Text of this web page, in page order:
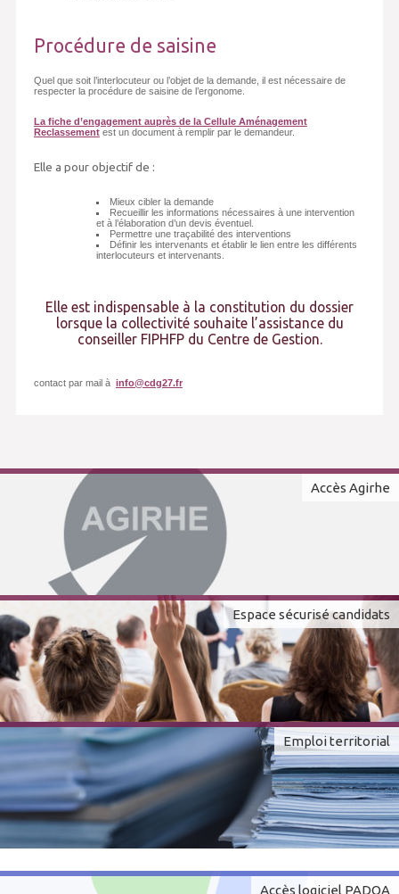
Procédure de saisine
Quel que soit l’interlocuteur ou l’objet de la demande, il est nécessaire de
respecter la procédure de saisine de l’ergonome.
La fiche d’engagement auprès de la Cellule Aménagement
Reclassementest un document à remplir par le demandeur.
Elle a pour objectif de :
Mieux cibler la demande
Recueillir les informations nécessaires à une intervention
et à l’élaboration d’un devis éventuel.
Permettre une traçabilité des interventions
Définir les intervenants et établir le lien entre les différents
interlocuteurs et intervenants.
Elle est indispensable à la constitution du dossier
lorsque la collectivité souhaite l’assistance du
conseiller FIPHFP du Centre de Gestion.
contact par mail à info@cdg27.fr
Accès Agirhe
Espace sécurisé candidats
Emploi territorial
Accès logiciel PADOA